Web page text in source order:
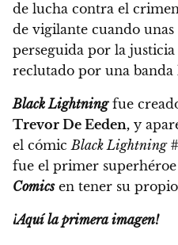
de lucha contra el
de vigilante cuando unas
perseguida por la
reclutado por una banda
Black Lightningfue
Trevor De Eeden, y
el cómicBlack Lightning
fue el primer
Comicsen tener su
¡Aquí la primera imagen!